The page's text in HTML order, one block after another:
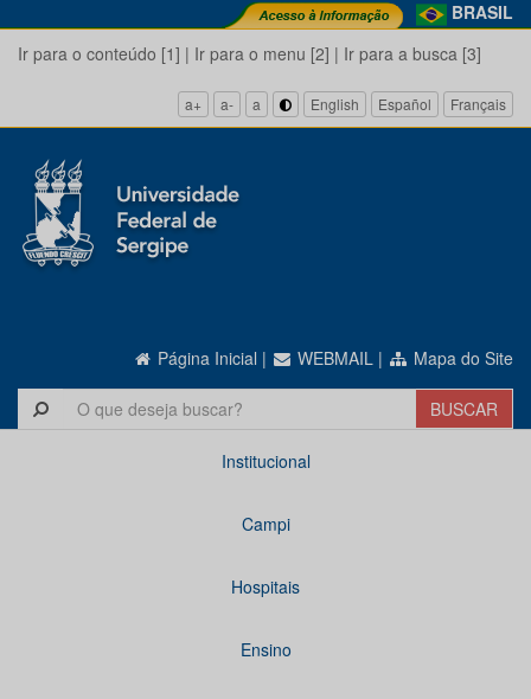
BRASIL
Ir para o conteúdo [1] | Ir para o menu [2] | Ir para a busca [3]
a+ a- a English Español Français
Página Inicial | WEBMAIL | Mapa do Site
Institucional
Campi
Hospitais
Ensino